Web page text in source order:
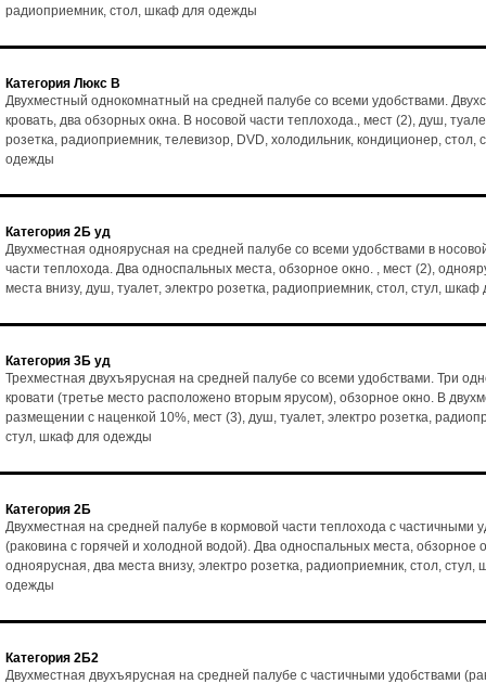
радиоприемник, стол, шкаф для одежды
Категория Люкс В
Двухместный однокомнатный на средней палубе со всеми удобствами.
кровать, два обзорных окна. В носовой части теплохода., мест (2), душ,
розетка, радиоприемник, телевизор, DVD, холодильник, кондиционер, стол,
одежды
Категория 2Б уд
Двухместная одноярусная на средней палубе со всеми удобствами в
части теплохода. Два односпальных места, обзорное окно. , мест (2),
места внизу, душ, туалет, электро розетка, радиоприемник, стол, стул,
Категория 3Б уд
Трехместная двухъярусная на средней палубе со всеми удобствами. Три
кровати (третье место расположено вторым ярусом), обзорное окно. В
размещении с наценкой 10%, мест (3), душ, туалет, электро розетка,
стул, шкаф для одежды
Категория 2Б
Двухместная на средней палубе в кормовой части теплохода с частичными
(раковина с горячей и холодной водой). Два односпальных места, обзорное
одноярусная, два места внизу, электро розетка, радиоприемник, стол, стул,
одежды
Категория 2Б2
Двухместная двухъярусная на средней палубе с частичными удобствами